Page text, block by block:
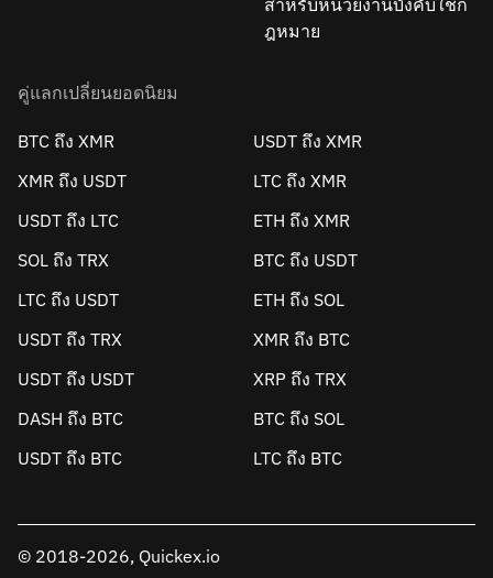
สำหรับหน่วยงานบังคับใช้ก
ฎหมาย
คู่แลกเปลี่ยนยอดนิยม
BTC ถึง XMR
USDT ถึง XMR
XMR ถึง USDT
LTC ถึง XMR
USDT ถึง LTC
ETH ถึง XMR
SOL ถึง TRX
BTC ถึง USDT
LTC ถึง USDT
ETH ถึง SOL
USDT ถึง TRX
XMR ถึง BTC
USDT ถึง USDT
XRP ถึง TRX
DASH ถึง BTC
BTC ถึง SOL
USDT ถึง BTC
LTC ถึง BTC
© 2018-2026, Quickex.io